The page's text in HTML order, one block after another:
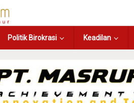
Politik Birokrasi Keadilan